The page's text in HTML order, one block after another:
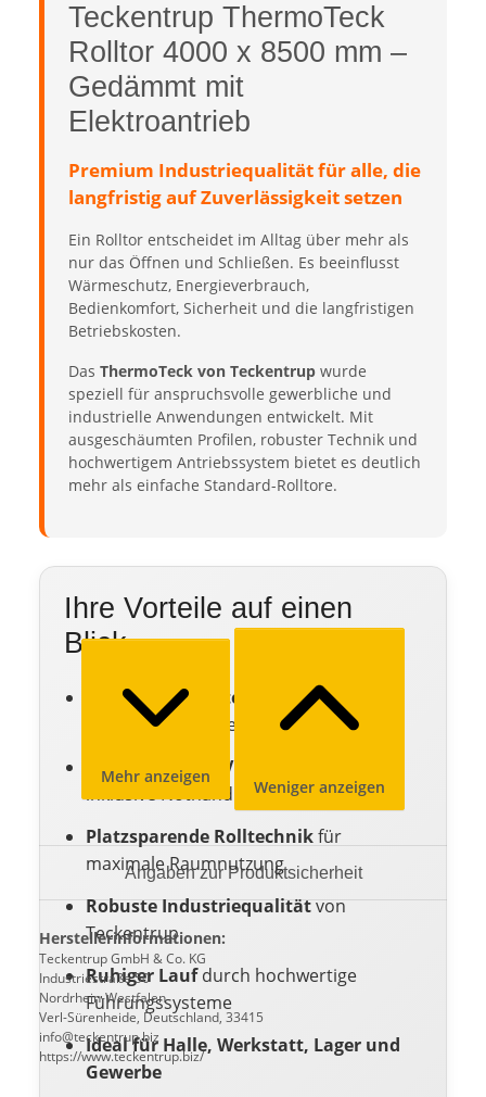
Teckentrup ThermoTeck
Rolltor 4000 x 8500 mm –
Gedämmt mit
Elektroantrieb
Premium Industriequalität für alle, die
langfristig auf Zuverlässigkeit setzen
Ein Rolltor entscheidet im Alltag über mehr als
nur das Öffnen und Schließen. Es beeinflusst
Wärmeschutz, Energieverbrauch,
Bedienkomfort, Sicherheit und die langfristigen
Betriebskosten.
Das ThermoTeck von Teckentrup wurde
speziell für anspruchsvolle gewerbliche und
industrielle Anwendungen entwickelt. Mit
ausgeschäumten Profilen, robuster Technik und
hochwertigem Antriebssystem bietet es deutlich
mehr als einfache Standard-Rolltore.
Ihre Vorteile auf einen
Blick
Wärmegedämmte Stahlprofile
reduzierte Energieverluste
Elektrischer 400V Aufsteckantrieb
inklusive Nothandkurbel
Platzsparende Rolltechnikfür
maximale Raumnutzung
Robuste Industriequalitätvon
Teckentrup
Ruhiger Laufdurch hochwertige
Führungssysteme
Ideal für Halle, Werkstatt, Lager und
Gewerbe
Mehr anzeigen
Weniger anzeigen
Angaben zur Produktsicherheit
Herstellerinformationen:
Teckentrup GmbH & Co. KG
Industriestraße 50
Nordrhein-Westfalen
Verl-Sürenheide, Deutschland, 33415
info@teckentrup.biz
https://www.teckentrup.biz/